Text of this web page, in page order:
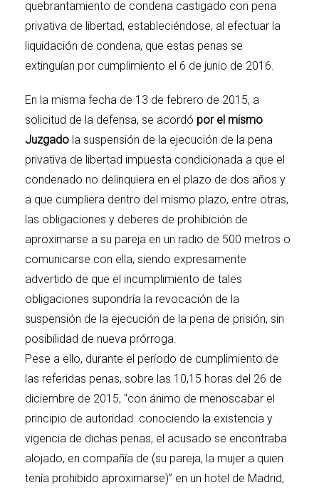
quebrantamiento de condena castigado con pena
privativa de libertad, estableciéndose, al efectuar la
liquidación de condena, que estas penas se
extinguían por cumplimiento el 6 de junio de 2016.
En la misma fecha de 13 de febrero de 2015, a
solicitud de la defensa, se acordó por el mismo
Juzgado la suspensión de la ejecución de la pena
privativa de libertad impuesta condicionada a que el
condenado no delinquiera en el plazo de dos años y
a que cumpliera dentro del mismo plazo, entre otras,
las obligaciones y deberes de prohibición de
aproximarse a su pareja en un radio de 500 metros o
comunicarse con ella, siendo expresamente
advertido de que el incumplimiento de tales
obligaciones supondría la revocación de la
suspensión de la ejecución de la pena de prisión, sin
posibilidad de nueva prórroga.
Pese a ello, durante el período de cumplimiento de
las referidas penas, sobre las 10,15 horas del 26 de
diciembre de 2015, “con ánimo de menoscabar el
principio de autoridad. conociendo la existencia y
vigencia de dichas penas, el acusado se encontraba
alojado, en compañía de (su pareja, la mujer a quien
tenía prohibido aproximarse)” en un hotel de Madrid,